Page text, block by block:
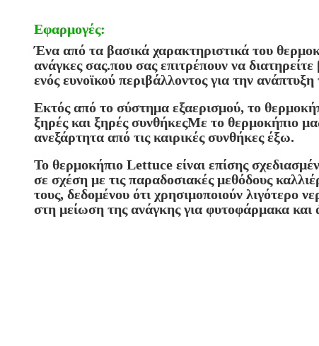
Εφαρμογές:
Ένα από τα βασικά χαρακτηριστικά του
ανάγκες σας.που σας επιτρέπουν να
ενός ευνοϊκού περιβάλλοντος για την
Εκτός από το σύστημα εξαερισμού, το
ξηρές και ξηρές συνθήκεςΜε το θερμοκήπιο
ανεξάρτητα από τις καιρικές συνθήκες έξω.
Το θερμοκήπιο Lettuce είναι επίσης
σε σχέση με τις παραδοσιακές μεθόδους
τους, δεδομένου ότι χρησιμοποιούν λιγότερο
στη μείωση της ανάγκης για φυτοφάρμακα και